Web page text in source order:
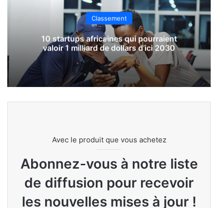
Classement
10 startups africaines qui pourraient
valoir 1 milliard de dollars d’ici 2030
Avec le produit que vous achetez
Abonnez-vous à notre liste
de diffusion pour recevoir
les nouvelles mises à jour !